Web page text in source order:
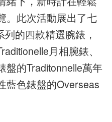
。此次活動展出了七
的四款精選腕錶，
月相腕錶、
盤的Traditonnelle萬年
藍色錶盤的Overseas